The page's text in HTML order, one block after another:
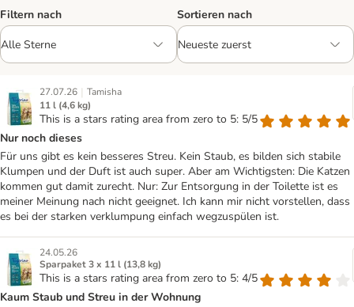
Filtern nach Sortieren nach
27.07.26 | Tamisha
11 l (4,6 kg)
This is a stars rating area from zero to 5: 5/5
Nur noch dieses
Für uns gibt es kein besseres Streu. Kein Staub, es bilden sich stabile
Klumpen und der Duft ist auch super. Aber am Wichtigsten: Die Katzen
kommen gut damit zurecht. Nur: Zur Entsorgung in der Toilette ist es
meiner Meinung nach nicht geeignet. Ich kann mir nicht vorstellen, dass
es bei der starken verklumpung einfach wegzuspülen ist.
24.05.26
Sparpaket 3 x 11 l (13,8 kg)
This is a stars rating area from zero to 5: 4/5
Kaum Staub und Streu in der Wohnung